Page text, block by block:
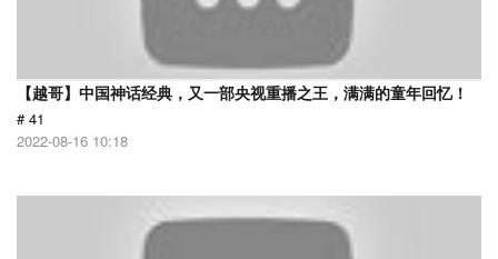
【越哥】中国神话经典，又一部央视重播之王，满满的童年回忆！
# 41
2022-08-16 10:18